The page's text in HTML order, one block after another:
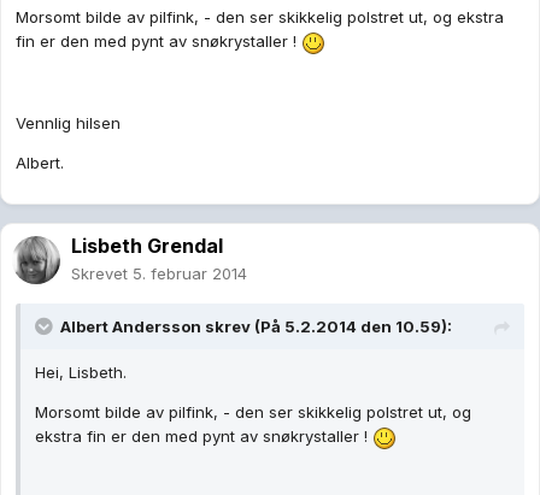
Morsomt bilde av pilfink, - den ser skikkelig polstret ut, og ekstra
fin er den med pynt av snøkrystaller !
Vennlig hilsen
Albert.
Lisbeth Grendal
Skrevet 5. februar 2014
Albert Andersson skrev (På 5.2.2014 den 10.59):
Hei, Lisbeth.
Morsomt bilde av pilfink, - den ser skikkelig polstret ut, og
ekstra fin er den med pynt av snøkrystaller !